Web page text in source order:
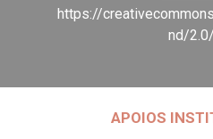
https://
nd/
APOIOS